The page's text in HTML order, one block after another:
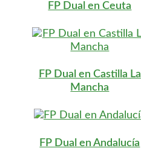
FP Dual en Ceuta
FP Dual en Castilla La
Mancha
FP Dual en Andalucía